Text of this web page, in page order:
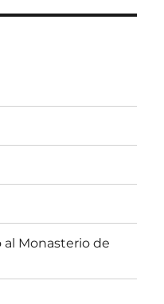
Monasterio de